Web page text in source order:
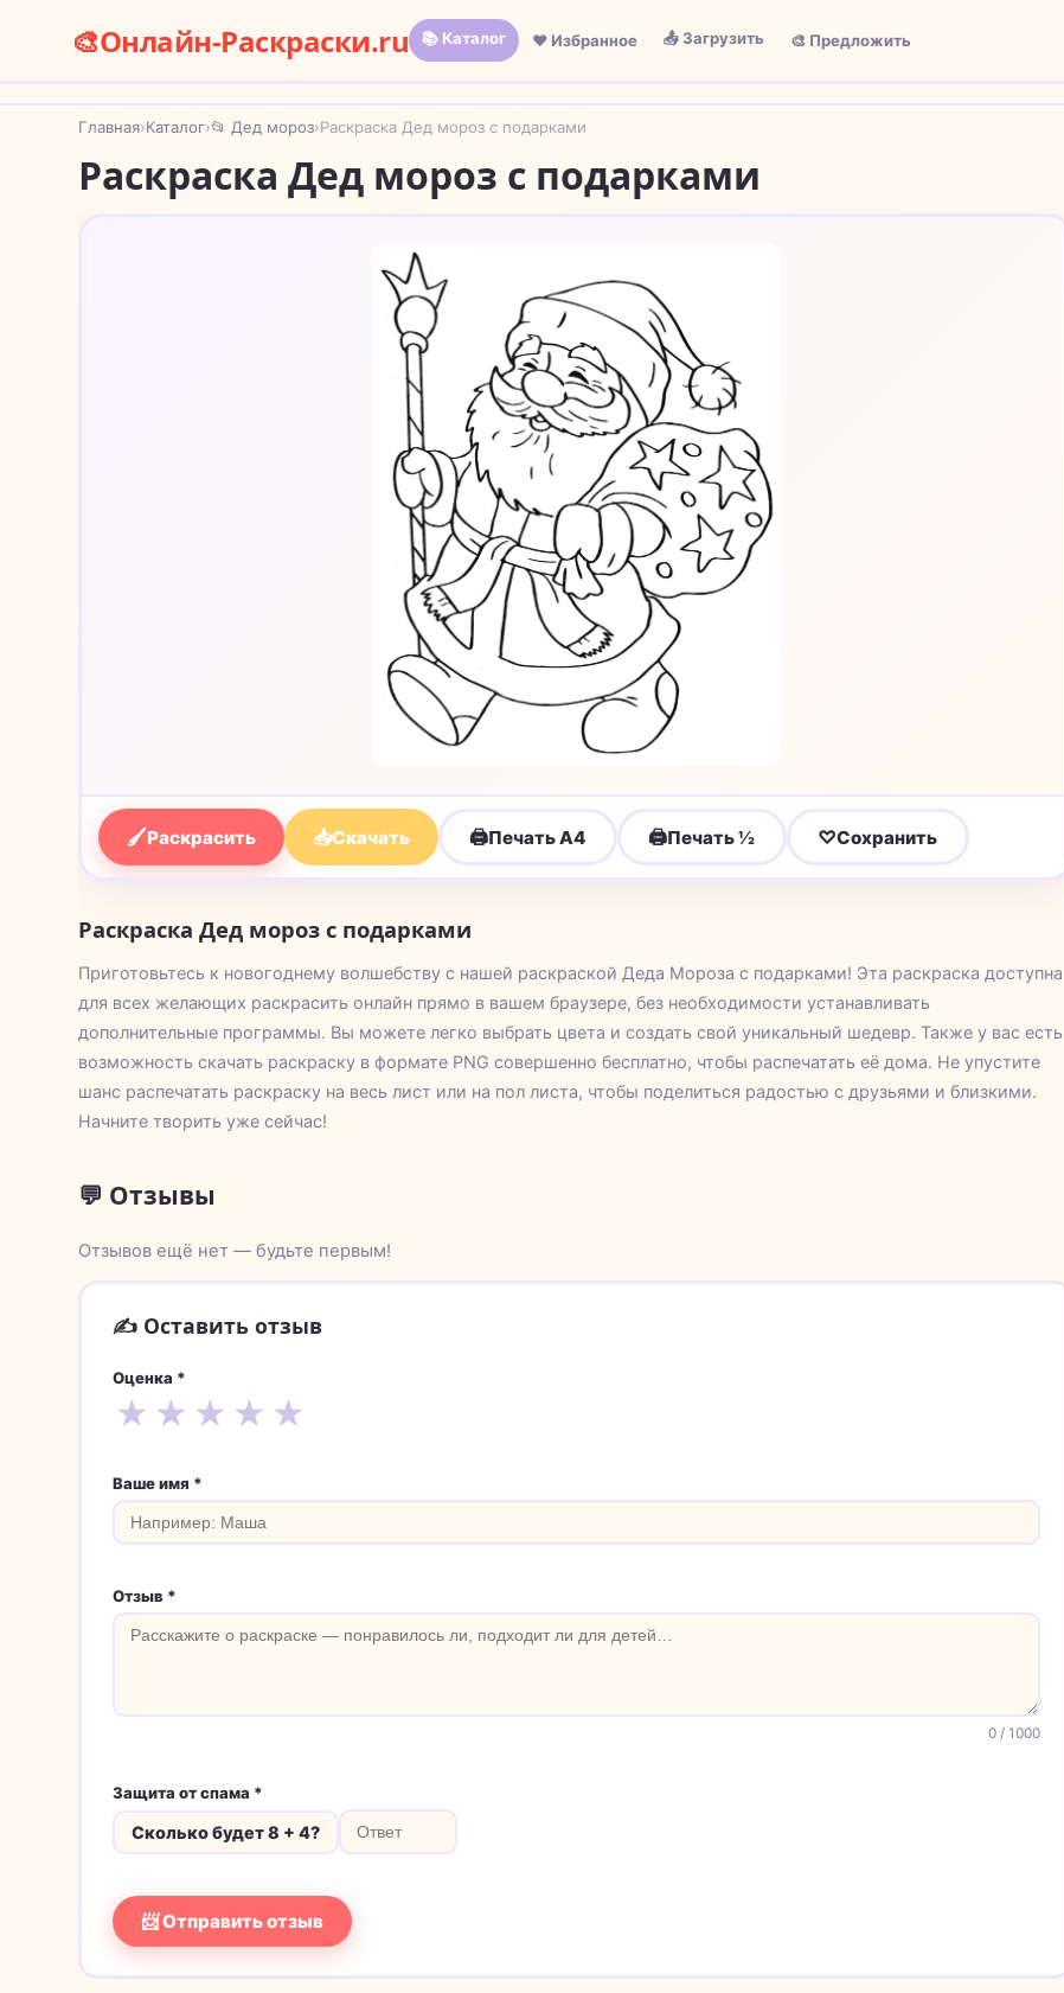
🎨Онлайн-Раскраски.ru 📚 Каталог ❤️ Избранное 📤 Загрузить 🎨 Предложить
Главная›Каталог›📂 Дед мороз›Раскраска Дед мороз с подарками
Раскраска Дед мороз с подарками
🖌Раскрасить 📥Скачать 🖨Печать A4 🖨Печать ½ ♡Сохранить
Раскраска Дед мороз с подарками
Приготовьтесь к новогоднему волшебству с нашей раскраской Деда Мороза с подарками! Эта раскраска доступна
для всех желающих раскрасить онлайн прямо в вашем браузере, без необходимости устанавливать
дополнительные программы. Вы можете легко выбрать цвета и создать свой уникальный шедевр. Также у вас есть
возможность скачать раскраску в формате PNG совершенно бесплатно, чтобы распечатать её дома. Не упустите
шанс распечатать раскраску на весь лист или на пол листа, чтобы поделиться радостью с друзьями и близкими.
Начните творить уже сейчас!
💬 Отзывы
Отзывов ещё нет — будьте первым!
✍️ Оставить отзыв
Оценка *
★ ★ ★ ★ ★
Ваше имя *
Отзыв *
0/ 1000
Защита от спама *
Сколько будет 8 + 4?
📨 Отправить отзыв